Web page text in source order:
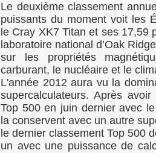
Le deuxième classement
puissants du moment voit les
le Cray XK7 Titan et ses 17,59
laboratoire national d’Oak
sur les propriétés
carburant, le nucléaire et le
L'année 2012 aura vu la
supercalculateurs. Après
Top 500 en juin dernier avec
la conservent avec un autre
le dernier classement Top 500
un avec une puissance de